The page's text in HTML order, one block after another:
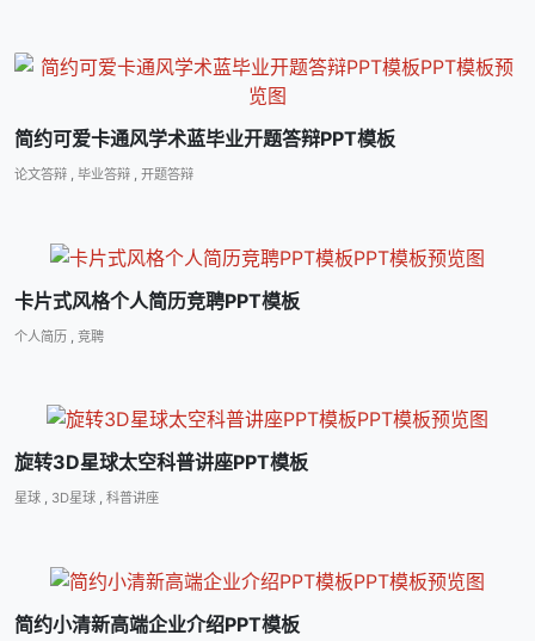
简约可爱卡通风学术蓝毕业开题答辩PPT模板
论文答辩 , 毕业答辩 , 开题答辩
卡片式风格个人简历竞聘PPT模板
个人简历 竞聘
旋转3D星球太空科普讲座PPT模板
星球 , 3D星球 , 科普讲座
简约小清新高端企业介绍PPT模板